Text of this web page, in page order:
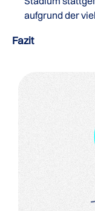
aufgrund der
Fazit